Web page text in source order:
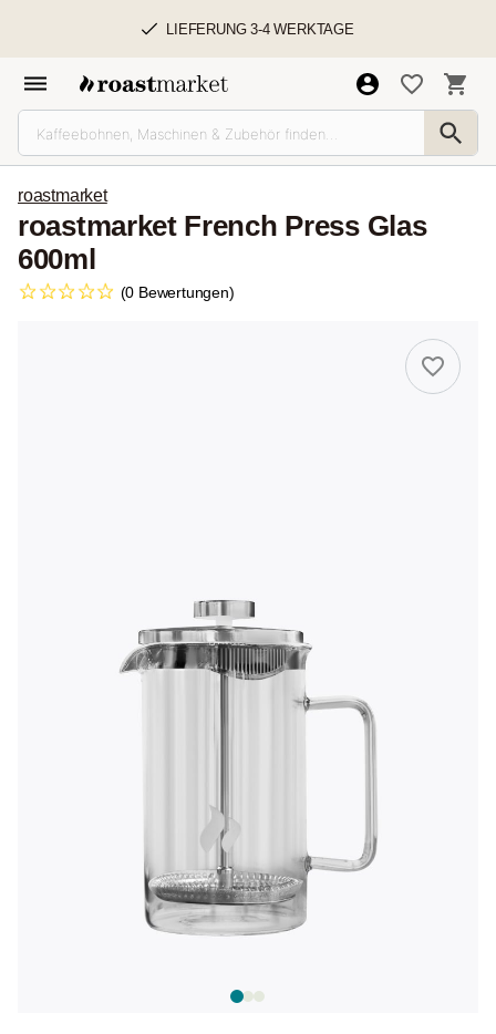
LIEFERUNG 3-4 WERKTAGE
roastmarket
roastmarket French Press Glas
600ml
(0 Bewertungen)